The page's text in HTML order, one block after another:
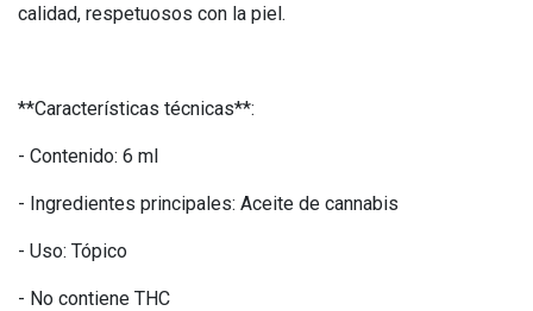
calidad, respetuosos con la piel.
**Características técnicas**:
- Contenido: 6 ml
- Ingredientes principales: Aceite de cannabis
- Uso: Tópico
- No contiene THC